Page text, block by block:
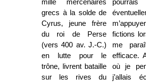
mille mercenaires
grecs à la solde de
Cyrus, jeune frère
du roi de Perse
(vers 400 av. J.-C.)
en lutte pour le
trône, livrent bataille
sur les rives du
pourrais
fictions
me
efficace.
où je
j’allais